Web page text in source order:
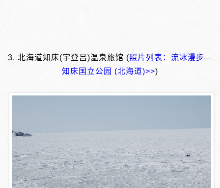
3. 北海道知床(宇登吕)温泉旅馆 (照片列表：流冰漫步―
知床国立公园 (北海道)>>)